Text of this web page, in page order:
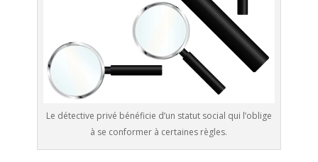
Le détective privé bénéficie d’un statut social qui l’oblige
à se conformer à certaines règles.